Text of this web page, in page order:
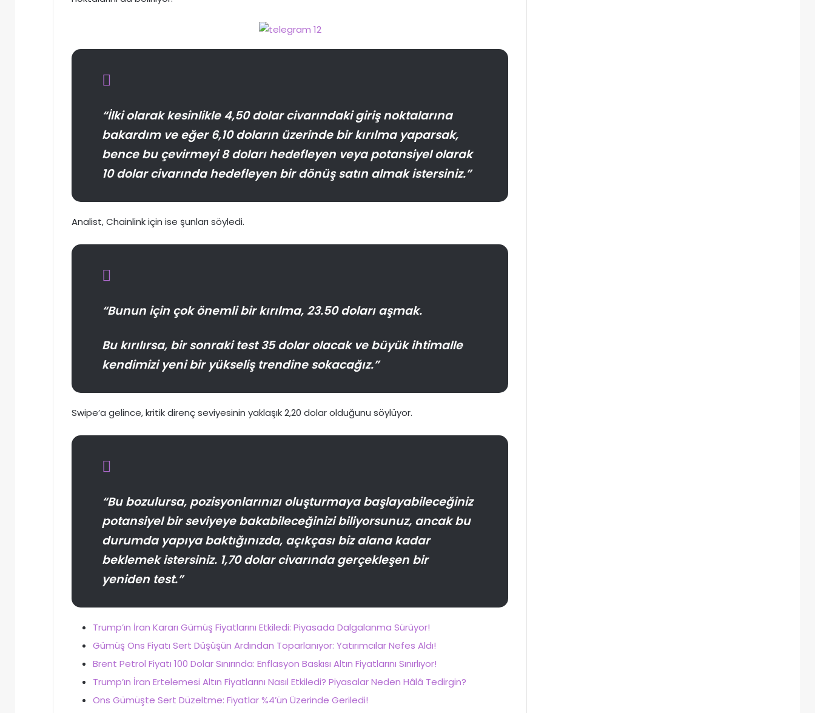
“İlki olarak kesinlikle 4,50 dolar civarındaki giriş noktalarına
bakardım ve eğer 6,10 doların üzerinde bir kırılma yaparsak,
bence bu çevirmeyi 8 doları hedefleyen veya potansiyel olarak
10 dolar civarında hedefleyen bir dönüş satın almak istersiniz.”
Analist, Chainlink için ise şunları söyledi.
“Bunun için çok önemli bir kırılma, 23.50 doları aşmak.
Bu kırılırsa, bir sonraki test 35 dolar olacak ve büyük ihtimalle
kendimizi yeni bir yükseliş trendine sokacağız.”
Swipe’a gelince, kritik direnç seviyesinin yaklaşık 2,20 dolar olduğunu söylüyor.
“Bu bozulursa, pozisyonlarınızı oluşturmaya başlayabileceğiniz
potansiyel bir seviyeye bakabileceğinizi biliyorsunuz, ancak bu
durumda yapıya baktığınızda, açıkçası biz alana kadar
beklemek istersiniz. 1,70 dolar civarında gerçekleşen bir
yeniden test.”
Trump’ın İran Kararı Gümüş Fiyatlarını Etkiledi: Piyasada Dalgalanma Sürüyor!
Gümüş Ons Fiyatı Sert Düşüşün Ardından Toparlanıyor: Yatırımcılar Nefes Aldı!
Brent Petrol Fiyatı 100 Dolar Sınırında: Enflasyon Baskısı Altın Fiyatlarını Sınırlıyor!
Trump’ın İran Ertelemesi Altın Fiyatlarını Nasıl Etkiledi? Piyasalar Neden Hâlâ Tedirgin?
Ons Gümüşte Sert Düzeltme: Fiyatlar %4’ün Üzerinde Geriledi!